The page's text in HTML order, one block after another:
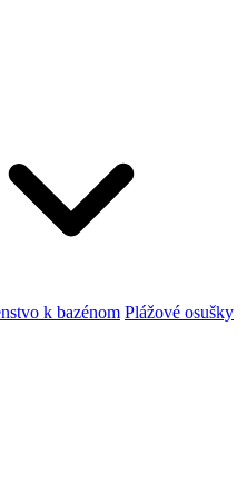
k bazénom Plážové osušky